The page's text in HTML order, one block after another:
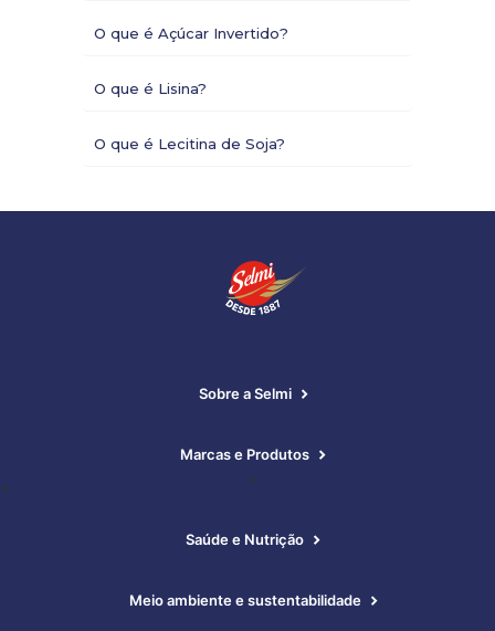
O que é Açúcar Invertido?
O que é Lisina?
O que é Lecitina de Soja?
+
Sobre a Selmi
Marcas e Produtos
>
Saúde e Nutrição
Meio ambiente e sustentabilidade